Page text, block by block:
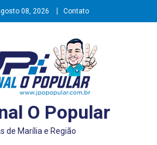
08, 2026 Contato
O Popular
de Marília e Região